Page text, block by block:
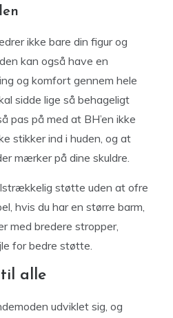
ikke bare din figur og
kan også have en
og komfort gennem hele
sidde lige så behageligt
pas på med at BH’en ikke
stikker ind i huden, og at
mærker på dine skuldre.
støtte uden at ofre
hvis du har en større barm,
med bredere stropper,
for bedre støtte.
til alle
udviklet sig, og